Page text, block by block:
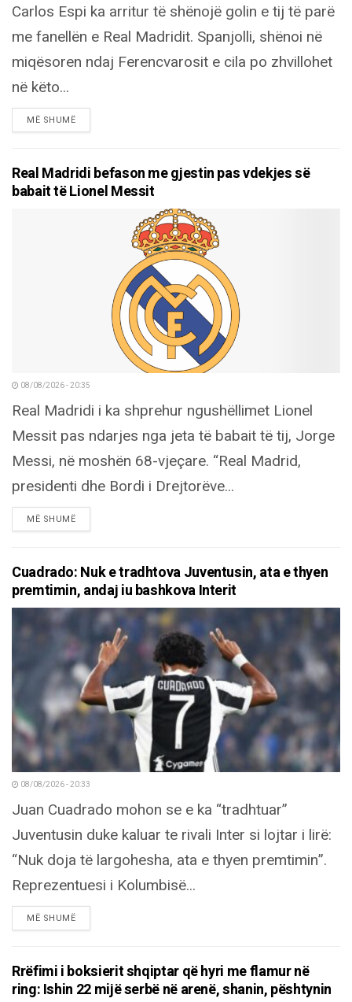
Carlos Espi ka arritur të shënojë golin e tij të parë
me fanellën e Real Madridit. Spanjolli, shënoi në
miqësoren ndaj Ferencvarosit e cila po zhvillohet
në këto...
MË SHUMËDETAILS
Real Madridi befason me gjestin pas vdekjes së
babait të Lionel Messit
08/08/2026 - 20:35
Real Madridi i ka shprehur ngushëllimet Lionel
Messit pas ndarjes nga jeta të babait të tij, Jorge
Messi, në moshën 68-vjeçare. “Real Madrid,
presidenti dhe Bordi i Drejtorëve...
MË SHUMËDETAILS
Cuadrado: Nuk e tradhtova Juventusin, ata e thyen
premtimin, andaj iu bashkova Interit
08/08/2026 - 20:33
Juan Cuadrado mohon se e ka “tradhtuar”
Juventusin duke kaluar te rivali Inter si lojtar i lirë:
“Nuk doja të largohesha, ata e thyen premtimin”.
Reprezentuesi i Kolumbisë...
MË SHUMËDETAILS
Rrëfimi i boksierit shqiptar që hyri me flamur në
ring: Ishin 22 mijë serbë në arenë, shanin, pështynin